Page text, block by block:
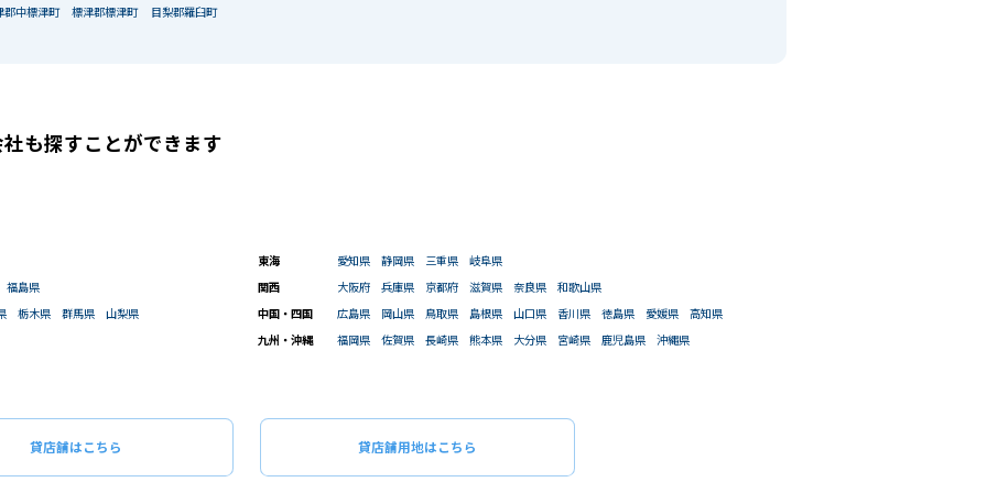
郡中標津町 標津郡標津町 目梨郡羅臼町
も探すことができます
福島県
栃木県 群馬県 山梨県
東海 愛知県 静岡県 三重県 岐阜県
関西 大阪府 兵庫県 京都府 滋賀県 奈良県 和歌山県
中国・四国 広島県 岡山県 鳥取県 島根県 山口県 香川県 徳島県 愛媛県 高知県
九州・沖縄 福岡県 佐賀県 長崎県 熊本県 大分県 宮崎県 鹿児島県 沖縄県
貸店舗はこちら 貸店舗用地はこちら